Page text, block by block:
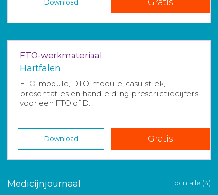
Download Gratis
FTO-werkmateriaal
Hartfalen
FTO-module, DTO-module, casuïstiek,
presentaties en handleiding prescriptiecijfers
voor een FTO of D...
Download Gratis
Medicijnjournaal Toon alle (4)